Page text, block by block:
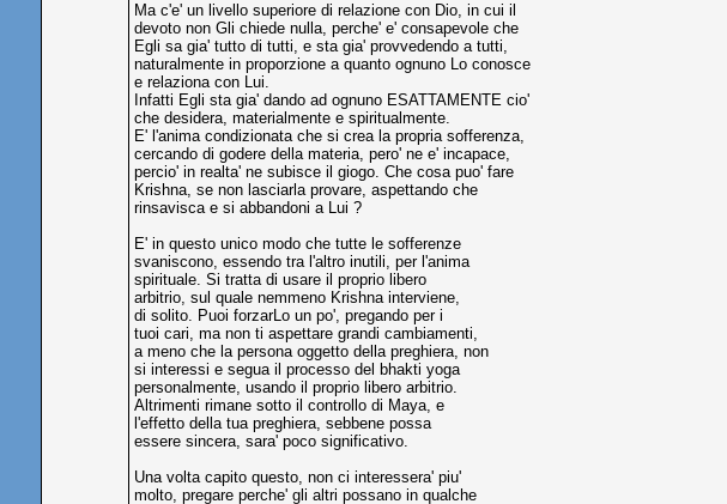
Ma c'e' un livello superiore di relazione con Dio, in cui il
devoto non Gli chiede nulla, perche' e' consapevole che
Egli sa gia' tutto di tutti, e sta gia' provvedendo a tutti,
naturalmente in proporzione a quanto ognuno Lo conosce
e relaziona con Lui.
Infatti Egli sta gia' dando ad ognuno ESATTAMENTE cio'
che desidera, materialmente e spiritualmente.
E' l'anima condizionata che si crea la propria sofferenza,
cercando di godere della materia, pero' ne e' incapace,
percio' in realta' ne subisce il giogo. Che cosa puo' fare
Krishna, se non lasciarla provare, aspettando che
rinsavisca e si abbandoni a Lui ?
E' in questo unico modo che tutte le sofferenze
svaniscono, essendo tra l'altro inutili, per l'anima
spirituale. Si tratta di usare il proprio libero
arbitrio, sul quale nemmeno Krishna interviene,
di solito. Puoi forzarLo un po', pregando per i
tuoi cari, ma non ti aspettare grandi cambiamenti,
a meno che la persona oggetto della preghiera, non
si interessi e segua il processo del bhakti yoga
personalmente, usando il proprio libero arbitrio.
Altrimenti rimane sotto il controllo di Maya, e
l'effetto della tua preghiera, sebbene possa
essere sincera, sara' poco significativo.
Una volta capito questo, non ci interessera' piu'
molto, pregare perche' gli altri possano in qualche